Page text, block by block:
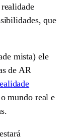
que
mista) ele
de AR
mundo real e